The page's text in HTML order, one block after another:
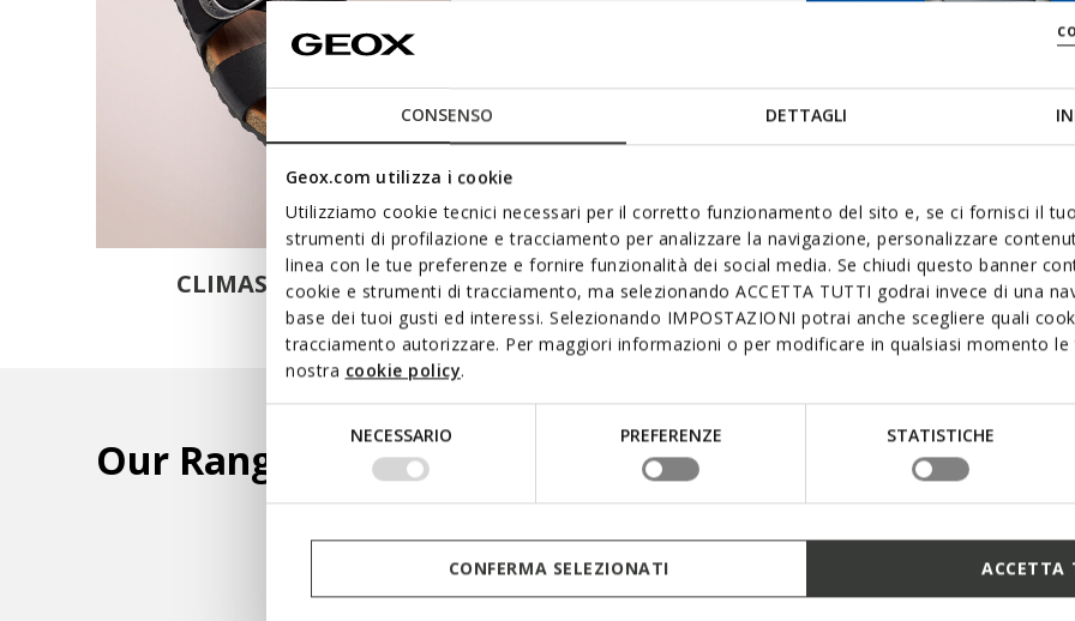
CONSENSO DETTAGLI
Geox.com utilizza i cookie
Utilizziamo cookie tecnici necessari per il corretto funzionamento del sito e, se ci fornisci il
strumenti di profilazione e tracciamento per analizzare la navigazione, personalizzare
linea con le tue preferenze e fornire funzionalità dei social media. Se chiudi questo banner
cookie e strumenti di tracciamento, ma selezionando ACCETTA TUTTI godrai invece di una
base dei tuoi gusti ed interessi. Selezionando IMPOSTAZIONI potrai anche scegliere quali
tracciamento autorizzare. Per maggiori informazioni o per modificare in qualsiasi momento
nostra cookie policy.
consenso
NECESSARIO PREFERENZE STATISTICHE
CONFERMA SELEZIONATI ACCETTA
CLIMASANDAL™ BLUE TOUCH
Our Ranges